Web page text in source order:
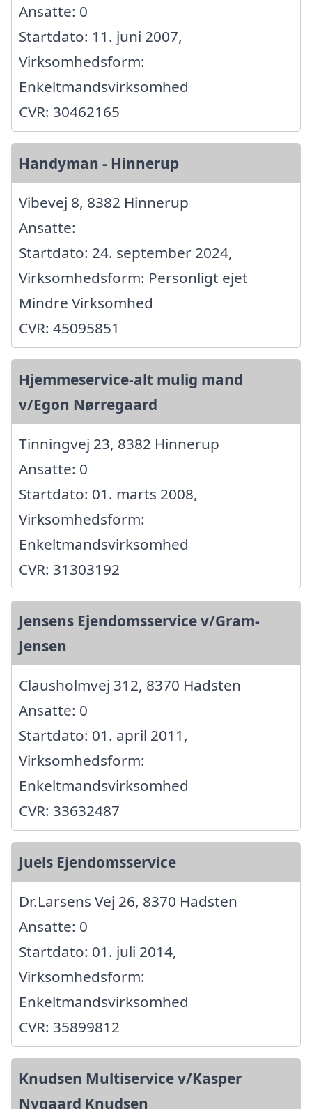
Ansatte: 0
Startdato: 11. juni 2007,
Virksomhedsform:
Enkeltmandsvirksomhed
CVR: 30462165
Handyman - Hinnerup
Vibevej 8, 8382 Hinnerup
Ansatte:
Startdato: 24. september 2024,
Virksomhedsform: Personligt ejet
Mindre Virksomhed
CVR: 45095851
Hjemmeservice-alt mulig mand
v/Egon Nørregaard
Tinningvej 23, 8382 Hinnerup
Ansatte: 0
Startdato: 01. marts 2008,
Virksomhedsform:
Enkeltmandsvirksomhed
CVR: 31303192
Jensens Ejendomsservice v/Gram-
Jensen
Clausholmvej 312, 8370 Hadsten
Ansatte: 0
Startdato: 01. april 2011,
Virksomhedsform:
Enkeltmandsvirksomhed
CVR: 33632487
Juels Ejendomsservice
Dr.Larsens Vej 26, 8370 Hadsten
Ansatte: 0
Startdato: 01. juli 2014,
Virksomhedsform:
Enkeltmandsvirksomhed
CVR: 35899812
Knudsen Multiservice v/Kasper
Nygaard Knudsen